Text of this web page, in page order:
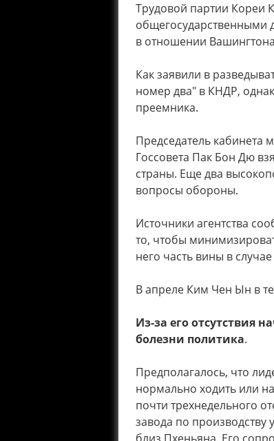
Трудовой партии Кореи
общегосударственными
в отношении
Как заявили в
номер два" в КНДР,
преемника.
Председатель кабинета
Госсовета Пак Бон Дю
страны. Еще два
вопросы обороны.
Источники агентства
то, чтобы
него часть вины в
В апреле Ким Чен Ын в
Из-за его отсутствия
болезни политика.
Предполагалось, что
нормально ходить или
почти трехнедельного
завода по